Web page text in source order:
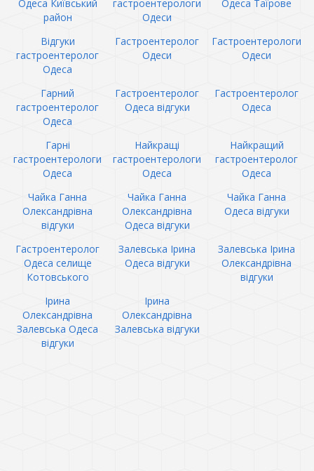
Одеса Київський
район
гастроентерологи
Одеси
Одеса Таїрове
Відгуки
гастроентеролог
Одеса
Гастроентеролог
Одеси
Гастроентерологи
Одеси
Гарний
гастроентеролог
Одеса
Гастроентеролог
Одеса відгуки
Гастроентеролог
Одеса
Гарні
гастроентерологи
Одеса
Найкращі
гастроентерологи
Одеса
Найкращий
гастроентеролог
Одеса
Чайка Ганна
Олександрівна
відгуки
Чайка Ганна
Олександрівна
Одеса відгуки
Чайка Ганна
Одеса відгуки
Гастроентеролог
Одеса селище
Котовського
Залевська Ірина
Одеса відгуки
Залевська Ірина
Олександрівна
відгуки
Ірина
Олександрівна
Залевська Одеса
відгуки
Ірина
Олександрівна
Залевська відгуки